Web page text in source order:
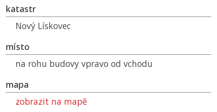
katastr
Nový Lískovec
místo
na rohu budovy vpravo od vchodu
mapa
zobrazit na mapě